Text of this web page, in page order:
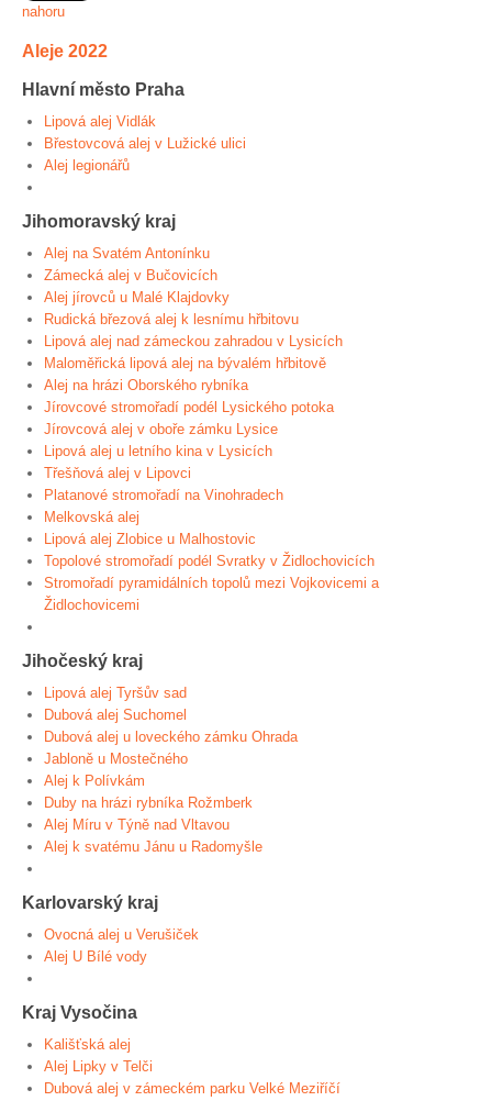
nahoru
Aleje 2022
Hlavní město Praha
Lipová alej Vidlák
Břestovcová alej v Lužické ulici
Alej legionářů
Jihomoravský kraj
Alej na Svatém Antonínku
Zámecká alej v Bučovicích
Alej jírovců u Malé Klajdovky
Rudická březová alej k lesnímu hřbitovu
Lipová alej nad zámeckou zahradou v Lysicích
Maloměřická lipová alej na bývalém hřbitově
Alej na hrázi Oborského rybníka
Jírovcové stromořadí podél Lysického potoka
Jírovcová alej v oboře zámku Lysice
Lipová alej u letního kina v Lysicích
Třešňová alej v Lipovci
Platanové stromořadí na Vinohradech
Melkovská alej
Lipová alej Zlobice u Malhostovic
Topolové stromořadí podél Svratky v Židlochovicích
Stromořadí pyramidálních topolů mezi Vojkovicemi a
Židlochovicemi
Jihočeský kraj
Lipová alej Tyršův sad
Dubová alej Suchomel
Dubová alej u loveckého zámku Ohrada
Jabloně u Mostečného
Alej k Polívkám
Duby na hrázi rybníka Rožmberk
Alej Míru v Týně nad Vltavou
Alej k svatému Jánu u Radomyšle
Karlovarský kraj
Ovocná alej u Verušiček
Alej U Bílé vody
Kraj Vysočina
Kališťská alej
Alej Lipky v Telči
Dubová alej v zámeckém parku Velké Meziříčí